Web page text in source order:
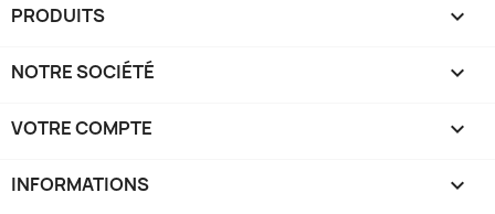
PRODUITS 
NOTRE SOCIÉTÉ 
VOTRE COMPTE 
INFORMATIONS keyboard_arrow_down